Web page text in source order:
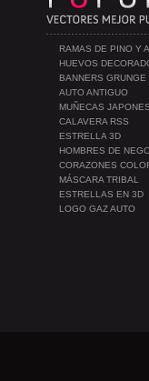
RAMAS DE PINO Y
HUEVOS
BANNERS GRUNGE
AUTO ANTIGUO
MUÑECAS
CALAVERA RSS
ESTRELLA 3D
HOMBRES DE
CORAZONES
MÁSCARA TRIBAL
ESTRELLAS EN 3D
LOGO GAZ AUTO